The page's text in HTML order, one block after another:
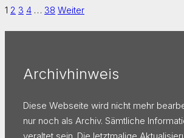
1 2 3 4 … 38 Weiter
Archivhinweis
Diese Webseite wird nicht mehr
nur noch als Archiv. Sämtliche